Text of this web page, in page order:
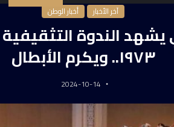
آخر الأخبار أخبار الوطن
١٩٧٣.. ويكرم الأبطال
2024-10-14